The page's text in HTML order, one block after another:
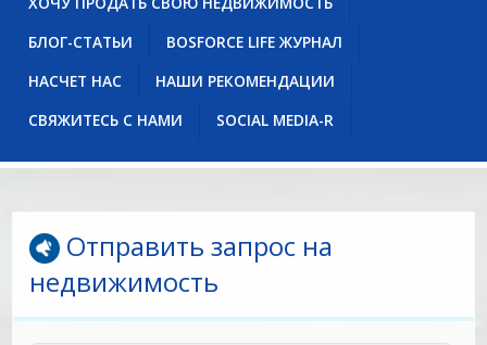
БЛОГ-СТАТЬИ
BOSFORCE LIFE ЖУРНАЛ
НАСЧЕТ НАС
НАШИ РЕКОМЕНДАЦИИ
СВЯЖИТЕСЬ С НАМИ
SOCIAL MEDIA-R
Отправить запрос на
недвижимость